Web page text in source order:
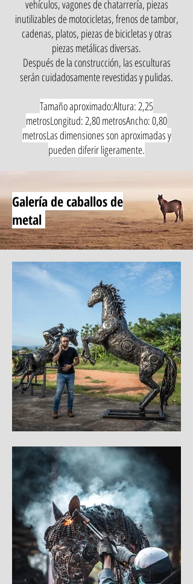
vehículos, vagones de chatarrería, piezas
inutilizables de motocicletas, frenos de tambor,
cadenas, platos, piezas de bicicletas y otras
piezas metálicas diversas.
Después de la construcción, las esculturas
serán cuidadosamente revestidas y pulidas.
Tamaño aproximado:Altura: 2,25
metrosLongitud: 2,80 metrosAncho: 0,80
metrosLas dimensiones son aproximadas y
pueden diferir ligeramente.
Galería de caballos de
metal